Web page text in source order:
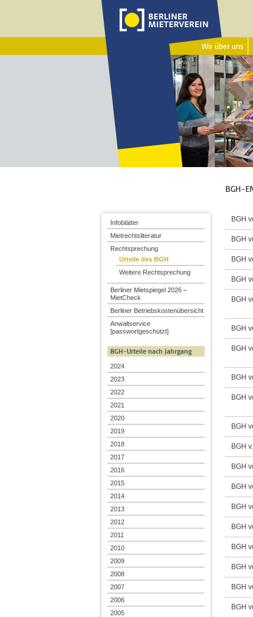
Wir über uns
BGH-
BGH
BGH
BGH
BGH
BGH
BGH
BGH
BGH
BGH
BGH
BGH
BGH
BGH
BGH
BGH
BGH
BGH
BGH
BGH
Infoblätter
Mietrechtsliteratur
Rechtsprechung
Urteile des BGH
Weitere Rechtsprechung
Berliner Mietspiegel 2026 –
MietCheck
Berliner Betriebskostenübersicht
Anwaltservice
[passwortgeschützt]
BGH-Urteile nach Jahrgang
2024
2023
2022
2021
2020
2019
2018
2017
2016
2015
2014
2013
2012
2011
2010
2009
2008
2007
2006
2005